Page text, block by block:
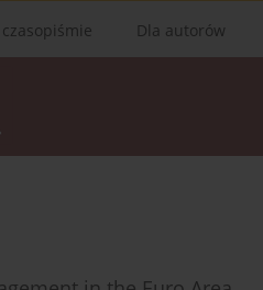
czasopiśmie Dla autorów